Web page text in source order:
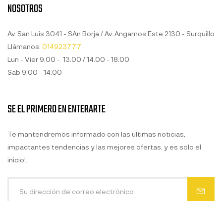
NOSOTROS
Av. San Luis 3041 - SAn Borja / Av. Angamos Este 2130 - Surquillo
Llámanos: 014923777
Lun - Vier 9.00 - 13.00 / 14.00 - 18.00
Sab 9.00 - 14.00
SE EL PRIMERO EN ENTERARTE
Te mantendremos informado con las ultimas noticias,
impactantes tendencias y las mejores ofertas. y es solo el
inicio!.